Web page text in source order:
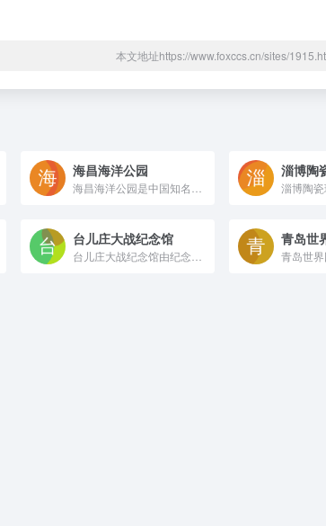
本文地址https://www.foxccs.cn/sites/
海昌海洋公园 淄博陶
台儿庄大战纪念馆 青岛世